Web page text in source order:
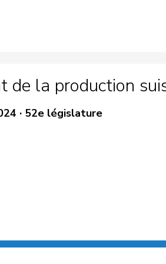
la production
· 52e législature